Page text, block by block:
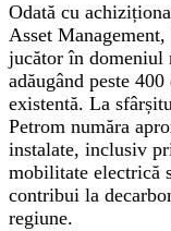
Odată cu
Asset
jucător în domeniul
adăugând peste
existentă. La
Petrom număra
instalate, inclusiv
mobilitate electrică
contribui la
regiune.